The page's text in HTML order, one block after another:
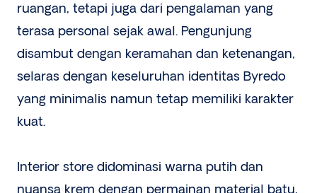
ruangan, tetapi juga dari pengalaman yang
terasa personal sejak awal. Pengunjung
disambut dengan keramahan dan ketenangan,
selaras dengan keseluruhan identitas Byredo
yang minimalis namun tetap memiliki karakter
kuat.
Interior store didominasi warna putih dan